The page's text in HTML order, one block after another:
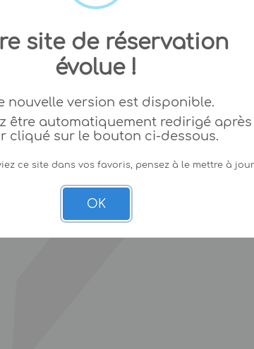
site de réservation
évolue !
nouvelle version est disponible.
être automatiquement redirigé après
cliqué sur le bouton ci-dessous.
ce site dans vos favoris, pensez à le mettre à
OK